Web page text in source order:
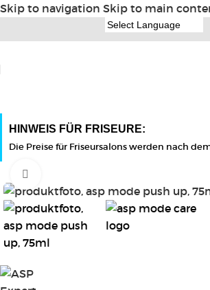
Skip to navigation Skip to main
HINWEIS FÜR FRISEURE:
Die Preise für Friseursalons werden nach